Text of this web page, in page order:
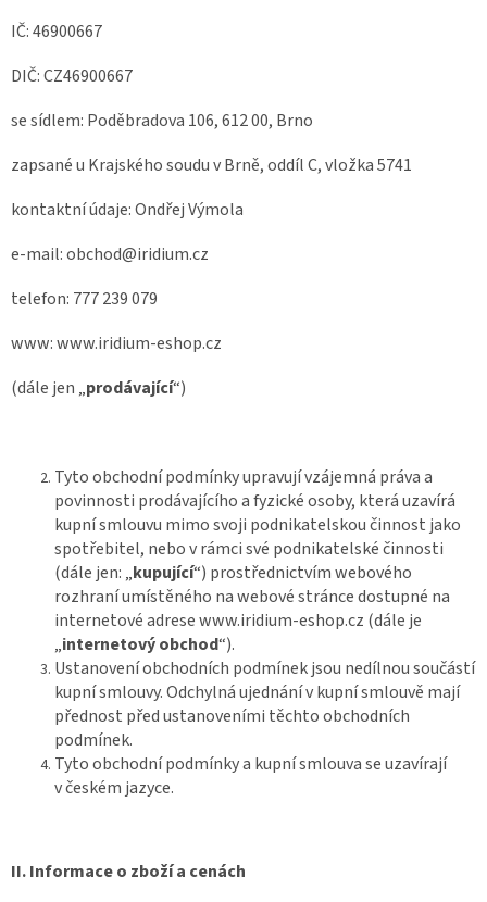
IČ: 46900667
DIČ: CZ46900667
se sídlem: Poděbradova 106, 612 00, Brno
zapsané u Krajského soudu v Brně, oddíl C, vložka 5741
kontaktní údaje: Ondřej Výmola
e-mail: obchod@iridium.cz
telefon: 777 239 079
www: www.iridium-eshop.cz
(dále jen „prodávající“)
Tyto obchodní podmínky upravují vzájemná práva a
povinnosti prodávajícího a fyzické osoby, která uzavírá
kupní smlouvu mimo svoji podnikatelskou činnost jako
spotřebitel, nebo v rámci své podnikatelské činnosti
(dále jen: „kupující“) prostřednictvím webového
rozhraní umístěného na webové stránce dostupné na
internetové adrese www.iridium-eshop.cz (dále je
„internetový obchod“).
Ustanovení obchodních podmínek jsou nedílnou součástí
kupní smlouvy. Odchylná ujednání v kupní smlouvě mají
přednost před ustanoveními těchto obchodních
podmínek.
Tyto obchodní podmínky a kupní smlouva se uzavírají
v českém jazyce.
II.Informace o zboží a cenách